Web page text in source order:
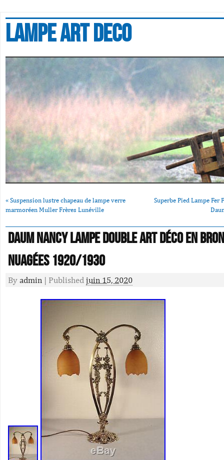
Lampe art deco
« Suspension lustre chapeau de lampe verre
marmoréen Muller Frères Lunéville
Superbe Pied Lampe Fer
DAUM NANCY Lampe double art déco en
nuagées 1920/1930
By admin | Published juin 15, 2020